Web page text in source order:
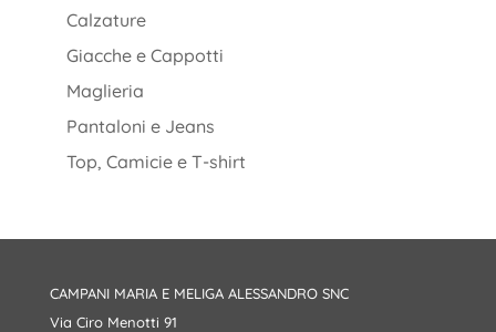
Calzature
Giacche e Cappotti
Maglieria
Pantaloni e Jeans
Top, Camicie e T-shirt
CAMPANI MARIA E MELIGA ALESSANDRO SNC
Via Ciro Menotti 91